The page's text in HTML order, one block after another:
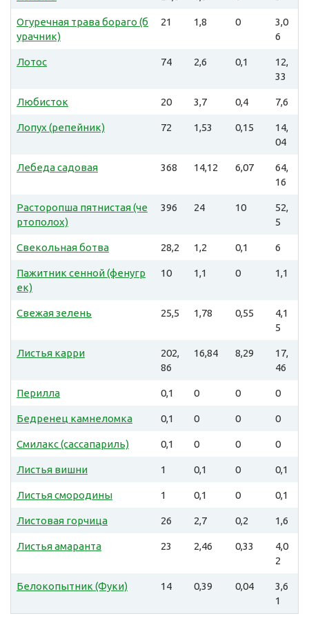
Огуречная трава бораго (б
урачник)
21 1,8 0
3,0
6
Лотос 74 2,6 0,1
12,
33
Любисток 20 3,7 0,4 7,6
Лопух (репейник) 72 1,53 0,15
14,
04
Лебеда садовая 368 14,12 6,07
64,
16
Расторопша пятнистая (че
ртополох)
396 24 10
52,
5
Свекольная ботва 28,2 1,2 0,1 6
Пажитник сенной (фенугр
ек)
10 1,1 0 1,1
Свежая зелень 25,5 1,78 0,55
4,1
5
Листья карри
202,
86
16,84 8,29
17,
46
Перилла 0,1 0 0 0
Бедренец камнеломка 0,1 0 0 0
Смилакс (сассапариль) 0,1 0 0 0
Листья вишни 1 0,1 0 0,1
Листья смородины 1 0,1 0 0,1
Листовая горчица 26 2,7 0,2 1,6
Листья амаранта 23 2,46 0,33
4,0
2
Белокопытник (Фуки) 14 0,39 0,04
3,6
1